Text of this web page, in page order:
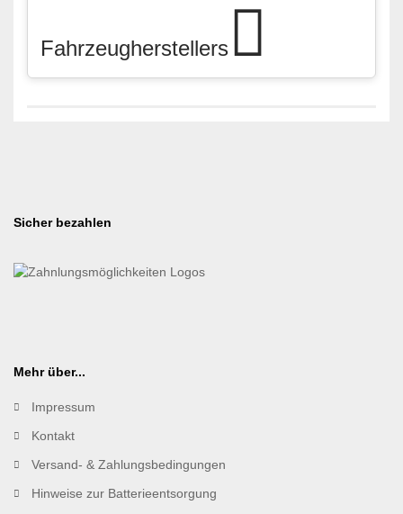
Fahrzeugherstellers
Sicher bezahlen
Mehr über...
Impressum
Kontakt
Versand- & Zahlungsbedingungen
Hinweise zur Batterieentsorgung